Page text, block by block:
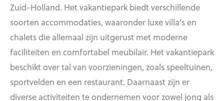
Zuid-Holland. Het vakantiepark biedt verschillende
soorten accommodaties, waaronder luxe villa’s en
chalets die allemaal zijn uitgerust met moderne
faciliteiten en comfortabel meubilair. Het vakantiepark
beschikt over tal van voorzieningen, zoals speeltuinen,
sportvelden en een restaurant. Daarnaast zijn er
diverse activiteiten te ondernemen voor zowel jong als